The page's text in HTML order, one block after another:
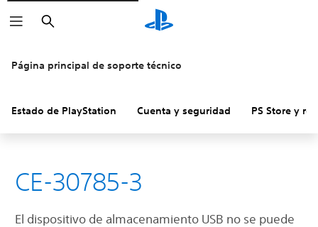
Buscar
Página principal de soporte técnico
Estado de PlayStation Cuenta y seguridad PS Store y
CE-30785-3
El dispositivo de almacenamiento USB no se puede